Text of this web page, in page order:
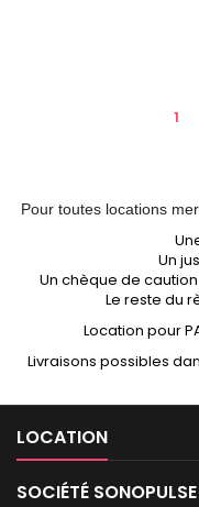
1
Pour toutes locations
Un
Un chèque de
Le reste du
Location pour
Livraisons possibles
LOCATION
SOCIÉTÉ